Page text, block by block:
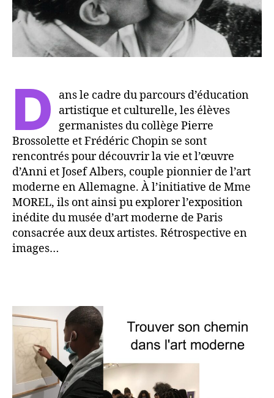
D
ans le cadre du parcours d’éducation
artistique et culturelle, les élèves
germanistes du collège Pierre
Brossolette et Frédéric Chopin se sont
rencontrés pour découvrir la vie et l’œuvre
d’Anni et Josef Albers, couple pionnier de l’art
moderne en Allemagne. À l’initiative de Mme
MOREL, ils ont ainsi pu explorer l’exposition
inédite du musée d’art moderne de Paris
consacrée aux deux artistes. Rétrospective en
images…